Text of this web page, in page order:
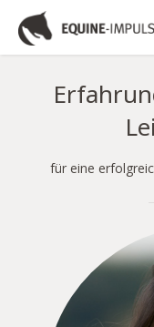
für eine